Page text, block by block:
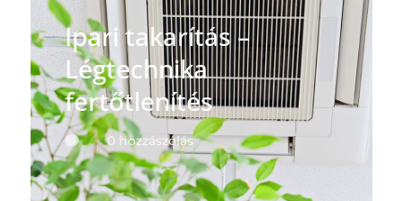
Ipari takarítás –
Légtechnika
fertőtlenítés
 0 hozzászólás